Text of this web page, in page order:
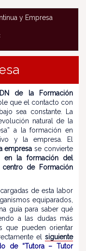
y Empresa
de la Formación
que el contacto con
sea constante. La
natural de la
a la formación en
y la empresa. El
empresa se convierte
en la formación del
de Formación
de esta labor
equiparados,
guía para saber qué
a las dudas más
que pueden orientar
el siguiente
de “Tutora – Tutor